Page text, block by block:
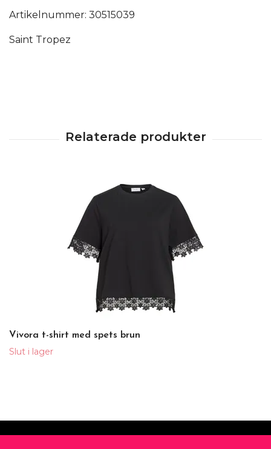
Artikelnummer: 30515039
Saint Tropez
Vivora t-shirt med spets brun
Slut i lager